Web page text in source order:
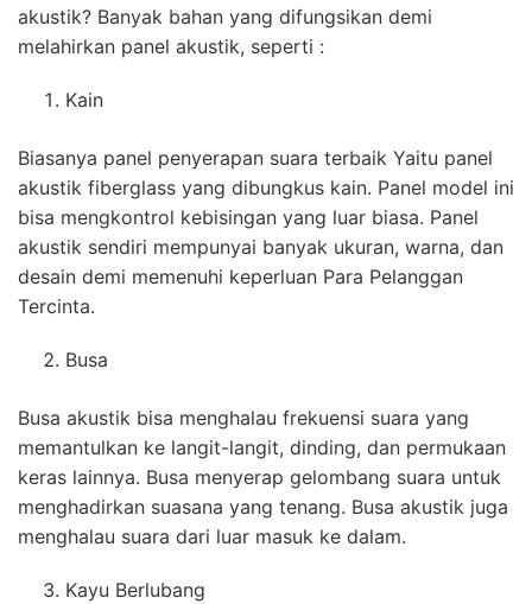
akustik? Banyak bahan yang difungsikan demi
melahirkan panel akustik, seperti :
Kain
Biasanya panel penyerapan suara terbaik Yaitu panel
akustik fiberglass yang dibungkus kain. Panel model ini
bisa mengkontrol kebisingan yang luar biasa. Panel
akustik sendiri mempunyai banyak ukuran, warna, dan
desain demi memenuhi keperluan Para Pelanggan
Tercinta.
Busa
Busa akustik bisa menghalau frekuensi suara yang
memantulkan ke langit-langit, dinding, dan permukaan
keras lainnya. Busa menyerap gelombang suara untuk
menghadirkan suasana yang tenang. Busa akustik juga
menghalau suara dari luar masuk ke dalam.
Kayu Berlubang